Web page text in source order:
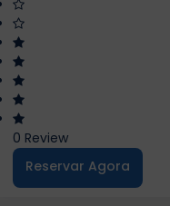
0 Review
Reservar Agora